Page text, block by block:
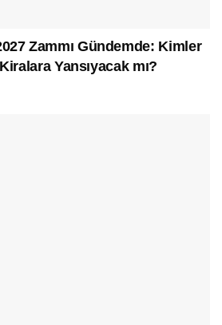
Zammı Gündemde: Kimler
Yansıyacak mı?